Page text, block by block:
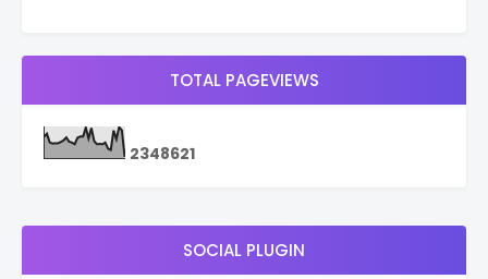
TOTAL PAGEVIEWS
2348621
SOCIAL PLUGIN